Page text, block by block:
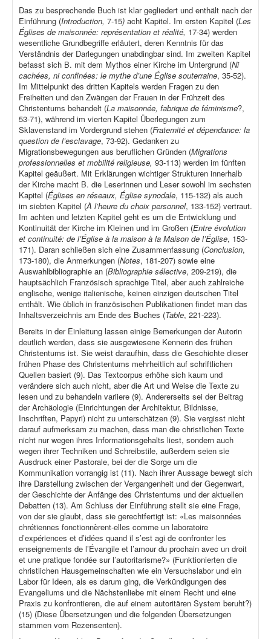
Das zu besprechende Buch ist klar gegliedert und enthält nach der
Einführung (Introduction, 7-15) acht Kapitel. Im ersten Kapitel (Les
Églises de maisonnée: représentation et réalité, 17-34) werden
wesentliche Grundbegriffe erläutert, deren Kenntnis für das
Verständnis der Darlegungen unabdingbar sind. Im zweiten Kapitel
befasst sich B. mit dem Mythos einer Kirche im Untergrund (Ni
cachées, ni confinées: le mythe d’une Église souterraine, 35-52).
Im Mittelpunkt des dritten Kapitels werden Fragen zu den
Freiheiten und den Zwängen der Frauen in der Frühzeit des
Christentums behandelt (La maisonnée, fabrique de féminisme?,
53-71), während im vierten Kapitel Überlegungen zum
Sklavenstand im Vordergrund stehen (Fraternité et dépendance: la
question de l’esclavage, 73-92). Gedanken zu
Migrationsbewegungen aus beruflichen Gründen (Migrations
professionnelles et mobilité religieuse, 93-113) werden im fünften
Kapitel geäußert. Mit Erklärungen wichtiger Strukturen innerhalb
der Kirche macht B. die Leserinnen und Leser sowohl im sechsten
Kapitel (Églises en réseaux, Église synodale, 115-132) als auch
im siebten Kapitel (À l’heure du choix personnel, 133-152) vertraut.
Im achten und letzten Kapitel geht es um die Entwicklung und
Kontinuität der Kirche im Kleinen und im Großen (Entre évolution
et continuité: de l’Église à la maison à la Maison de l’Église, 153-
171). Daran schließen sich eine Zusammenfassung (Conclusion,
173-180), die Anmerkungen (Notes, 181-207) sowie eine
Auswahlbibliographie an (Bibliographie sélective, 209-219), die
hauptsächlich Französisch sprachige Titel, aber auch zahlreiche
englische, wenige italienische, keinen einzigen deutschen Titel
enthält. Wie üblich in französischen Publikationen findet man das
Inhaltsverzeichnis am Ende des Buches (Table, 221-223).
Bereits in der Einleitung lassen einige Bemerkungen der Autorin
deutlich werden, dass sie ausgewiesene Kennerin des frühen
Christentums ist. Sie weist daraufhin, dass die Geschichte dieser
frühen Phase des Christentums mehrheitlich auf schriftlichen
Quellen basiert (9). Das Textcorpus erhöhe sich kaum und
verändere sich auch nicht, aber die Art und Weise die Texte zu
lesen und zu behandeln variiere (9). Andererseits sei der Beitrag
der Archäologie (Einrichtungen der Architektur, Bildnisse,
Inschriften, Papyri) nicht zu unterschätzen (9). Sie vergisst nicht
darauf aufmerksam zu machen, dass man die christlichen Texte
nicht nur wegen ihres Informationsgehalts liest, sondern auch
wegen ihrer Techniken und Schreibstile, außerdem seien sie
Ausdruck einer Pastorale, bei der die Sorge um die
Kommunikation vorrangig ist (11). Nach ihrer Aussage bewegt sich
ihre Darstellung zwischen der Vergangenheit und der Gegenwart,
der Geschichte der Anfänge des Christentums und der aktuellen
Debatten (13). Am Schluss der Einführung stellt sie eine Frage,
von der sie glaubt, dass sie gerechtfertigt ist: «Les maisonnées
chrétiennes fonctionnèrent-elles comme un laboratoire
d’expériences et d’idées quand il s’est agi de confronter les
enseignements de l’Évangile et l’amour du prochain avec un droit
et une pratique fondée sur l’autoritarisme?» (Funktionierten die
christlichen Hausgemeinschaften wie ein Versuchslabor und ein
Labor für Ideen, als es darum ging, die Verkündigungen des
Evangeliums und die Nächstenliebe mit einem Recht und eine
Praxis zu konfrontieren, die auf einem autoritären System beruht?)
(15) (Diese Übersetzungen und die folgenden Übersetzungen
stammen vom Rezensenten).